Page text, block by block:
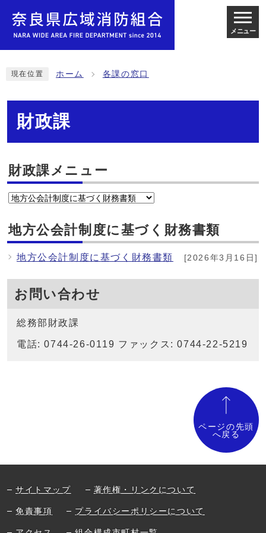
メニュー
現在位置 ホーム 各課の窓口
財政課
財政課メニュー
地方公会計制度に基づく財務書類
地方公会計制度に基づく財務書類 [2026年3月16日]
お問い合わせ
総務部財政課
電話: 0744-26-0119 ファックス: 0744-22-5219
ページの先頭
へ戻る
サイトマップ 著作権・リンクについて
免責事項 プライバシーポリシーについて